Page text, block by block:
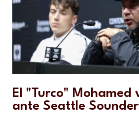
El "Turco" Mohamed
ante Seattle